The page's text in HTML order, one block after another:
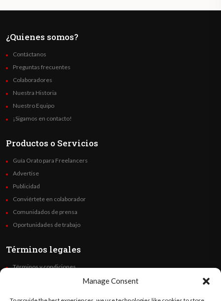
Manage Consent
¿Quienes somos?
Contáctanos
Preguntas frecuentes
Colaboradores
Nuestra Historia
Nuestro Equipo
¡Sigamos en contacto!
Productos o Servicios
Guía Orato para Freelancers
Advertise
Publicidad
Conviértete en colaborador
Comunidados de prensa
Oportunidades de trabajo
Términos legales
Términos y condiciones